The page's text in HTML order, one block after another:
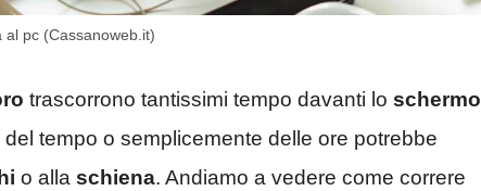
pc (Cassanoweb.it)
trascorrono tantissimi tempo davanti lo schermo
tempo o semplicemente delle ore potrebbe
o alla schiena. Andiamo a vedere come correre